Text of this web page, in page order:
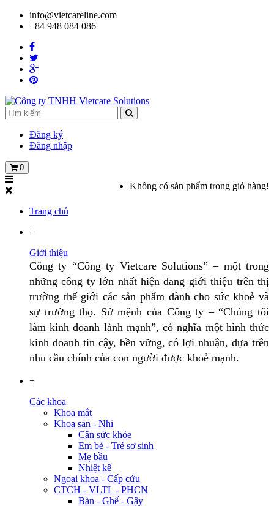
info@vietcareline.com
+84 948 084 086
Đăng ký
Đăng nhập
0
Không có sản phẩm trong giỏ hàng!
Trang chủ
+
Giới thiệu
Công ty “Công ty Vietcare Solutions” – một trong
những công ty lớn nhất hiện đang giới thiệu trên thị
trường thế giới các sản phẩm dành cho sức khoẻ và
sự trường thọ. Sứ mệnh của Công ty – “Chúng tôi
làm kinh doanh lành mạnh”, có nghĩa một hình thức
kinh doanh tin cậy, bền vững, có lợi nhuận, dựa trên
nhu cầu chính của con người được khoẻ mạnh.
+
Các khoa
Khoa mắt
Khoa sản - Nhi
Cân sức khỏe
Em bé - Trẻ sơ sinh
Mẹ bầu
Nhiệt kế
Ngoại khoa - Cấp cứu
CTCH - VLTL - PHCN
Bàn - Ghế - Gậy